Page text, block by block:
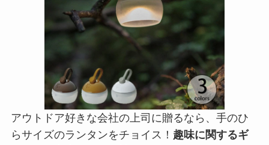
アウトドア好きな会社の上司に贈るなら、手のひ
らサイズのランタンをチョイス！ 趣味に関するギ